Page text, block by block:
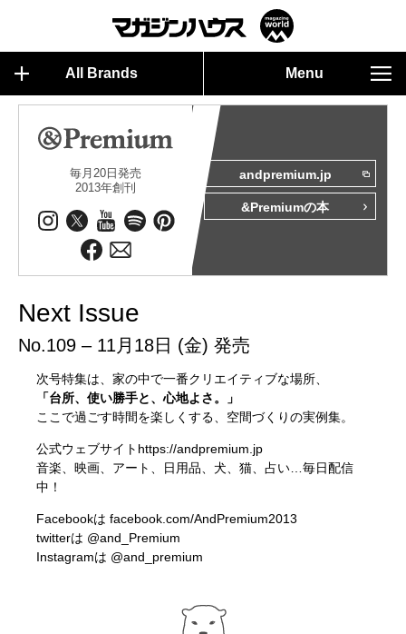
All Brands Menu
毎月20日発売
2013年創刊
andpremium.jp
&Premiumの本
Next Issue
No.109 – 11月18日 (金) 発売
次号特集は、家の中で一番クリエイティブな場所、
「台所、使い勝手と、心地よさ。」
ここで過ごす時間を楽しくする、空間づくりの実例集。
公式ウェブサイト https://andpremium.jp
音楽、映画、アート、日用品、犬、猫、占い…毎日配信
中！
Facebookはfacebook.com/AndPremium2013
twitterは @and_Premium
Instagramは @and_premium